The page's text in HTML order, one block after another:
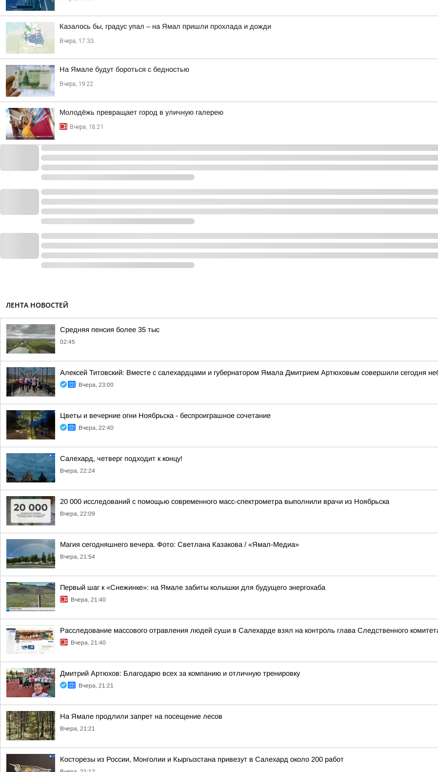
Казалось бы, градус упал – на Ямал пришли прохлада и дожди
Вчера, 17:33
На Ямале будут бороться с бедностью
Вчера, 19:22
Молодёжь превращает город в уличную галерею
Вчера, 18:21
ЛЕНТА НОВОСТЕЙ
Средняя пенсия более 35 тыс
02:45
Алексей Титовский: Вместе с салехардцами и губернатором Ямала Дмитрием Артюховым совершили сегодня
Вчера, 23:00
Цветы и вечерние огни Ноябрьска - беспроиграшное сочетание
Вчера, 22:40
Салехард, четверг подходит к концу!
Вчера, 22:24
20 000 исследований с помощью современного масс-спектрометра выполнили врачи из Ноябрьска
Вчера, 22:09
Магия сегодняшнего вечера. Фото: Светлана Казакова / «Ямал-Медиа»
Вчера, 21:54
Первый шаг к «Снежинке»: на Ямале забиты колышки для будущего энергохаба
Вчера, 21:40
Расследование массового отравления людей суши в Салехарде взял на контроль глава Следственного
Вчера, 21:40
Дмитрий Артюхов: Благодарю всех за компанию и отличную тренировку
Вчера, 21:21
На Ямале продлили запрет на посещение лесов
Вчера, 21:21
Косторезы из России, Монголии и Кыргызстана привезут в Салехард около 200 работ